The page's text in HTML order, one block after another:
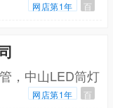
网店第1年 百
，中山LED筒灯
网店第1年 百